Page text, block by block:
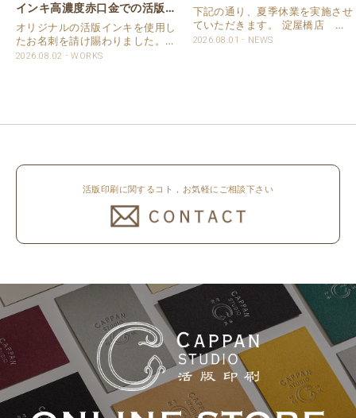
インキ高濃度赤口金での活版名
刺
オリジナルの活版インキを使用し
たお名刺を請け賜わりました。
用紙は新バフン紙Nのきぬを使用
2026.08.02 WORKS
下記の通り、夏季休業を実施させ
ていただきます。 淀屋橋店 通
常営業いたします。 奈良店 8月
2026.08.01 NEWS
活版印刷に関するコト，お気軽にご相談下さい